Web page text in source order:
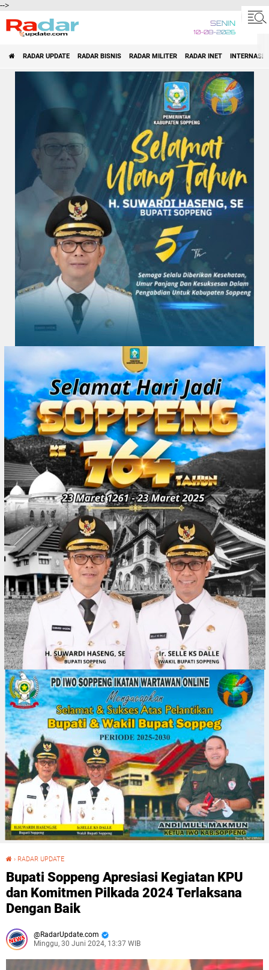
-->
SENIN
10-08-2026
RADAR UPDATE RADAR BISNIS RADAR MILITER RADAR INET
› RADAR UPDATE
Bupati Soppeng Apresiasi Kegiatan KPU
dan Komitmen Pilkada 2024 Terlaksana
Dengan Baik
RadarUpdate.com
Minggu, 30 Juni 2024, 13:37 WIB